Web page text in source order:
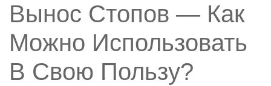
Вынос Стопов — Как
Можно Использовать
В Свою Пользу?